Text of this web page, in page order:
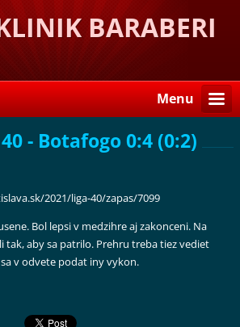
BARABERI
Menu
- Botafogo 0:4 (0:2)
2021/liga-40/zapas/7099
Bol lepsi v medzihre aj zakonceni. Na
tak, aby sa patrilo. Prehru treba tiez vediet
v odvete podat iny vykon.